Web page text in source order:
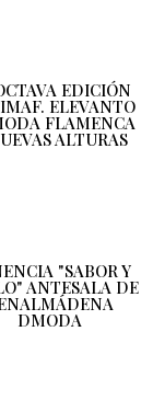
EDICIÓN
ELEVANTO
FLAMENCA
ALTURAS
"SABOR Y
ANTESALA DE
DMODA